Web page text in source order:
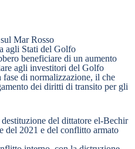
Mar Rosso
agli Stati del Golfo
beneficiare di un aumento
agli investitori del Golfo
di normalizzazione, il che
dei diritti di transito per gli
del dittatore el-Bechir
del 2021 e del conflitto armato